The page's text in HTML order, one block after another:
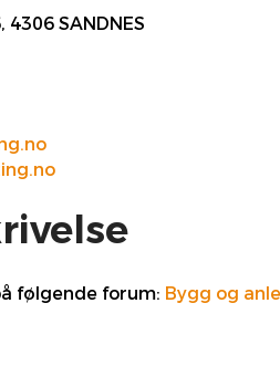
SANDNES
følgende forum: Bygg og